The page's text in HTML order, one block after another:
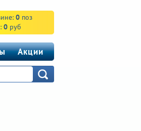
0 поз
0 руб
Акции